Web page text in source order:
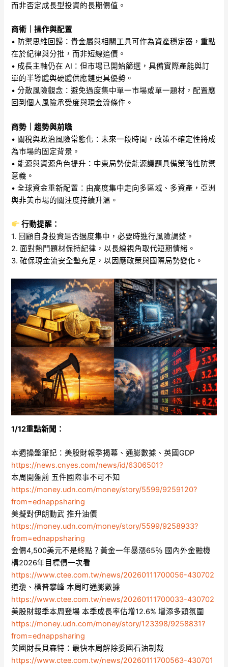
而非否定成長型投資的長期價值。
商術｜操作與配置
• 防禦思維回歸：貴金屬與相關工具可作為資產穩定器，重點
在於紀律與分批，而非短線追價。
• 成長主軸仍在 AI：但市場已開始篩選，具備實際產能與訂
單的半導體與硬體供應鏈更具優勢。
• 分散風險觀念：避免過度集中單一市場或單一題材，配置應
回到個人風險承受度與現金流條件。
商勢｜趨勢與前瞻
• 關稅與政治風險常態化：未來一段時間，政策不確定性將成
為市場的固定背景。
• 能源與資源角色提升：中東局勢使能源議題具備策略性防禦
意義。
• 全球資金重新配置：由高度集中走向多區域、多資產，亞洲
與非美市場的關注度持續升溫。
行動提醒：
1. 回顧自身投資是否過度集中，必要時進行風險調整。
2. 面對熱門題材保持紀律，以長線視角取代短期情緒。
3. 確保現金流安全墊充足，以因應政策與國際局勢變化。
1/12重點新聞：
本週操盤筆記：美股財報季揭幕、通膨數據、英國GDP
https://news.cnyes.com/news/id/6306501?
本周開盤前 五件國際事不可不知
https://money.udn.com/money/story/5599/9259120?
from=ednappsharing
美擬對伊朗動武 推升油價
https://money.udn.com/money/story/5599/9258933?
from=ednappsharing
金價4,500美元不是終點？黃金一年暴漲65％ 國內外金融機
構2026年目標價一次看
https://www.ctee.com.tw/news/20260111700056-430702
道瓊、標普攀峰 本周盯通膨數據
https://www.ctee.com.tw/news/20260111700033-430702
美股財報季本周登場 本季成長率估增12.6% 增添多頭氛圍
https://money.udn.com/money/story/123398/9258831?
from=ednappsharing
美國財長貝森特：最快本周解除委國石油制裁
https://www.ctee.com.tw/news/20260111700563-430701